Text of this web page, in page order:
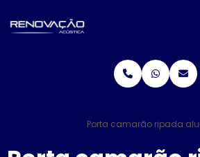
Porta camarão ripada